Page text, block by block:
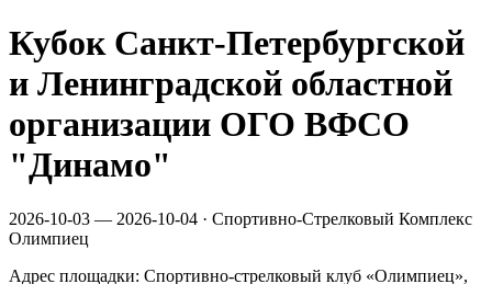
Кубок Санкт-Петербургской
и Ленинградской областной
организации ОГО ВФСО
"Динамо"
2026-10-03 — 2026-10-04 · Спортивно-Стрелковый Комплекс
Олимпиец
Адрес площадки: Спортивно-стрелковый клуб «Олимпиец»,